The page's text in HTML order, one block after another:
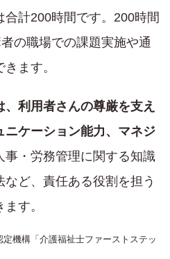
計200時間です。200時間
の職場での課題実施や通
ます。
利用者さんの尊厳を支え
ニケーション能力、マネジ
事・労務管理に関する知識
ど、責任ある役割を担う
す。
定機構「介護福祉士ファーストステッ